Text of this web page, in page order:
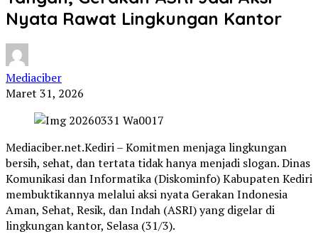
Nyata Rawat Lingkungan Kantor
Mediaciber
Maret 31, 2026
Mediaciber.net.Kediri – Komitmen menjaga lingkungan
bersih, sehat, dan tertata tidak hanya menjadi slogan. Dinas
Komunikasi dan Informatika (Diskominfo) Kabupaten Kediri
membuktikannya melalui aksi nyata Gerakan Indonesia
Aman, Sehat, Resik, dan Indah (ASRI) yang digelar di
lingkungan kantor, Selasa (31/3).